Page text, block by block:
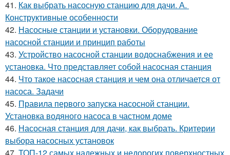
41. Как выбрать насосную станцию для дачи. А.
Конструктивные особенности
42. Насосные станции и установки. Оборудование
насосной станции и принцип работы
43. Устройство насосной станции водоснабжения и ее
установка. Что представляет собой насосная станция
44. Что такое насосная станция и чем она отличается от
насоса. Задачи
45. Правила первого запуска насосной станции.
Установка водяного насоса в частном доме
46. Насосная станция для дачи, как выбрать. Критерии
выбора насосных установок